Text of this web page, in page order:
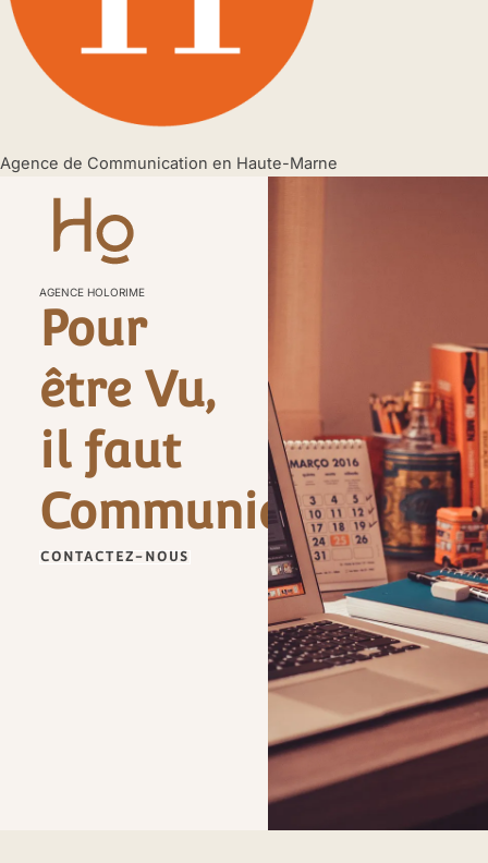
Agence de Communication en Haute-Marne
AGENCE HOLORIME
Pour
être Vu,
il faut
Communiquer
CONTACTEZ-NOUS